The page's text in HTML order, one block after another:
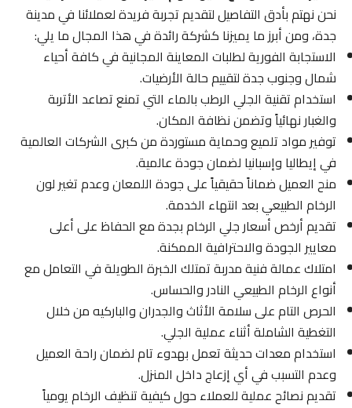
نحن نهتم بأدق التفاصيل لتقديم تجربة فريدة لعملائنا في مدينة
جدة، ومن أبرز ما يميزنا كشركة رائدة في هذا المجال ما يلي:
الاستجابة الفورية لطلبات المعاينة المجانية في كافة أحياء
شمال وجنوب جدة لتقييم حالة الأرضيات.
استخدام تقنية الجلي الرطب بالماء التي تمنع تصاعد الأتربة
والغبار نهائياً وتضمن نظافة المكان.
توفير مواد تلميع وحماية مستوردة من كبرى الشركات العالمية
في إيطاليا وإسبانيا لضمان جودة عالمية.
منح العميل ضماناً حقيقياً على جودة اللمعان وعدم تغير لون
الرخام الطبيعي بعد انتهاء الخدمة.
تقديم أرخص أسعار جلي الرخام بجدة مع الحفاظ على أعلى
معايير الجودة والاحترافية الممكنة.
امتلاك عمالة فنية مدربة تمتلك الخبرة الطويلة في التعامل مع
أنواع الرخام الطبيعي النادر والحساس.
الحرص التام على سلامة الأثاث والجدران والباركيه من خلال
التغطية الشاملة أثناء عملية الجلي.
استخدام معدات حديثة تعمل بهدوء تام لضمان راحة العميل
وعدم التسبب في أي إزعاج داخل المنزل.
تقديم نصائح عملية للعملاء حول كيفية تنظيف الرخام يومياً